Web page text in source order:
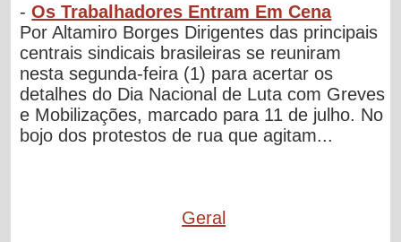
-Os Trabalhadores Entram Em Cena
Por Altamiro Borges Dirigentes das principais
centrais sindicais brasileiras se reuniram
nesta segunda-feira (1) para acertar os
detalhes do Dia Nacional de Luta com Greves
e Mobilizações, marcado para 11 de julho. No
bojo dos protestos de rua que agitam...
Geral